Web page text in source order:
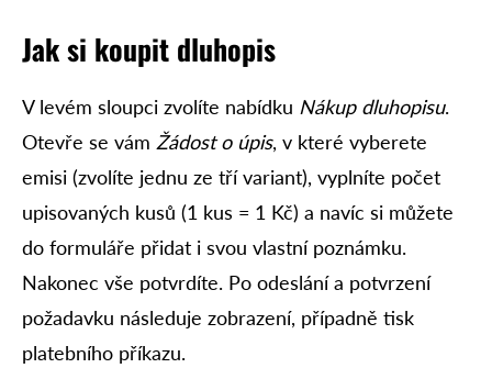
Jak si koupit dluhopis
V levém sloupci zvolíte nabídku Nákup dluhopisu.
Otevře se vám Žádost o úpis, v které vyberete
emisi (zvolíte jednu ze tří variant), vyplníte počet
upisovaných kusů (1 kus = 1 Kč) a navíc si můžete
do formuláře přidat i svou vlastní poznámku.
Nakonec vše potvrdíte. Po odeslání a potvrzení
požadavku následuje zobrazení, případně tisk
platebního příkazu.